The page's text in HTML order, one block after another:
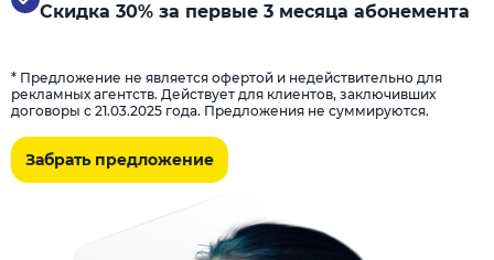
Скидка 30% за первые 3 месяца абонемента
* Предложение не является офертой и недействительно для
рекламных агентств. Действует для клиентов, заключивших
договоры с 21.03.2025 года. Предложения не суммируются.
Забрать предложение